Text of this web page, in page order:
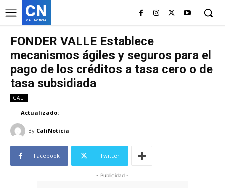
CN
CALI NOTICIA
FONDER VALLE Establece
mecanismos ágiles y seguros para el
pago de los créditos a tasa cero o de
tasa subsidiada
CALI
Actualizado:
By CaliNoticia
Facebook Twitter
- Publicidad -